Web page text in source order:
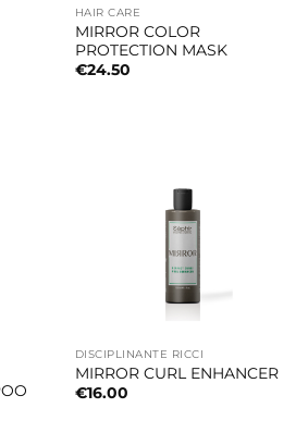
HAIR CARE
MIRROR COLOR
PROTECTION MASK
€24.50
DISCIPLINANTE RICCI
MIRROR CURL ENHANCER
€16.00